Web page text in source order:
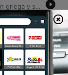
Este episodio explora el legado de la civilización griega y su impacto en Occidente, tomando como punto de partida una reflexión sobre la adaptación cinematográfica de Christopher Nolan basada en La Odisea. Se analiza la transición de la tradición oral a la narrativa moderna, examinando temas fundamentales como la mitología, la filosofía y la importancia del concepto de 'nostos'. A través del análisis de la obra homérica, se profundiza en la transformación de Odiseo de un héroe clásico a un hombre traumatizado por la guerra. El episodio conecta conceptos antiguos como la xenia (hospitalidad) y la híbris con las realidades contemporáneas, reflexionando sobre la ética, el conflicto bélico y la técnica cinematográfica analógica para dar vida al mito.